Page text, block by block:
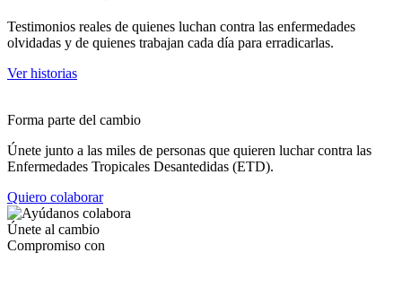
Testimonios reales de quienes luchan contra las enfermedades
olvidadas y de quienes trabajan cada día para erradicarlas.
Ver historias
Forma parte del cambio
Únete junto a las miles de personas que quieren luchar contra las
Enfermedades Tropicales Desantedidas (ETD).
Quiero colaborar
Únete al cambio
Compromiso con